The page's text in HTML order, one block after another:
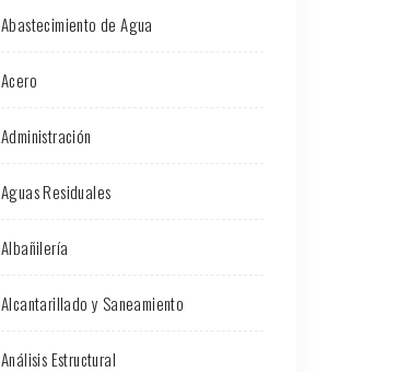
Abastecimiento de Agua
Acero
Administración
Aguas Residuales
Albañilería
Alcantarillado y Saneamiento
Análisis Estructural